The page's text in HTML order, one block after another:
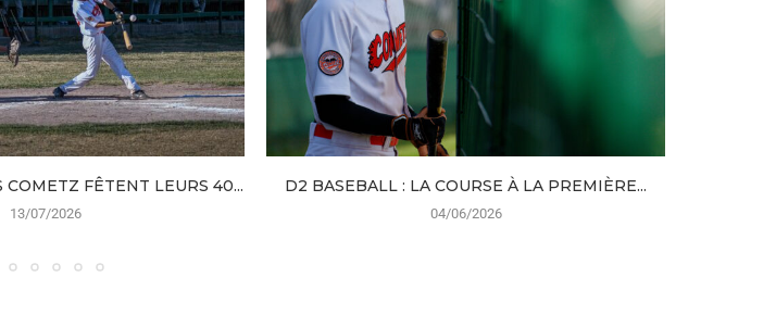
COMETZ FÊTENT LEURS 40...
13/07/2026
D2 BASEBALL : LA COURSE À LA PREMIÈRE...
04/06/2026